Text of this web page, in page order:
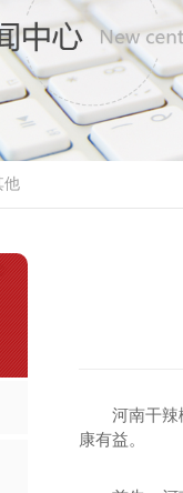
辣椒种子
黑子神鹰十八
奥峰518
红丰新一代
价格-奥峰新一代
批发-奥峰三樱8号
他
河南干
康有益。